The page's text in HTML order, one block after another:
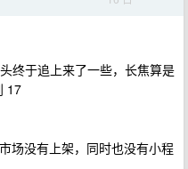
终于追上来了一些，长焦算是
17
场没有上架，同时也没有小程